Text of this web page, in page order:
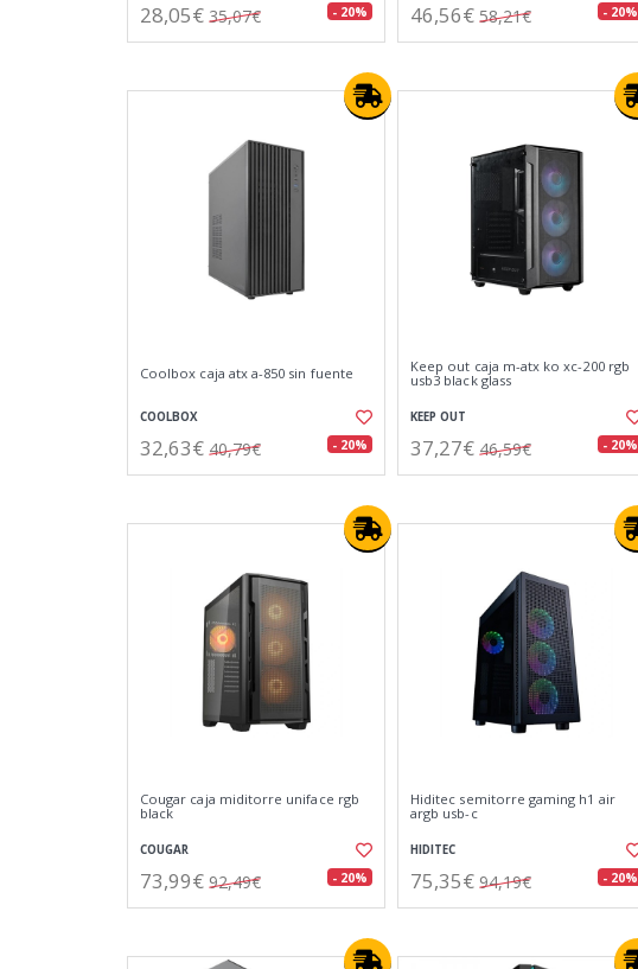
28,05€ 35,07€ - 20% 46,56€ 58,21€ - 20%
Coolbox caja atx a-850 sin fuente
COOLBOX
32,63€ 40,79€ - 20%
Keep out caja m-atx ko xc-200 rgb
usb3 black glass
KEEP OUT
37,27€ 46,59€ - 20%
Cougar caja miditorre uniface rgb
black
COUGAR
73,99€ 92,49€ - 20%
Hiditec semitorre gaming h1 air
argb usb-c
HIDITEC
75,35€ 94,19€ - 20%